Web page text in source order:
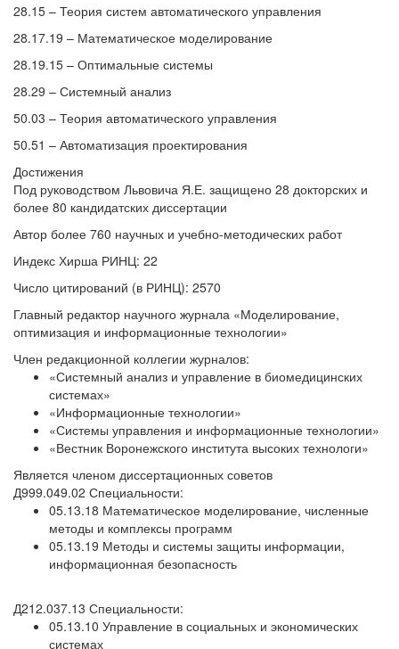
28.15 – Теория систем автоматического управления
28.17.19 – Математическое моделирование
28.19.15 – Оптимальные системы
28.29 – Системный анализ
50.03 – Теория автоматического управления
50.51 – Автоматизация проектирования
Достижения
Под руководством Львовича Я.Е. защищено 28 докторских и
более 80 кандидатских диссертации
Автор более 760 научных и учебно-методических работ
Индекс Хирша РИНЦ: 22
Число цитирований (в РИНЦ): 2570
Главный редактор научного журнала «Моделирование,
оптимизация и информационные технологии»
Член редакционной коллегии журналов:
«Системный анализ и управление в биомедицинских
системах»
«Информационные технологии»
«Системы управления и информационные технологии»
«Вестник Воронежского института высоких технологи»
Является членом диссертационных советов
Д999.049.02 Специальности:
05.13.18 Математическое моделирование, численные
методы и комплексы программ
05.13.19 Методы и системы защиты информации,
информационная безопасность
Д212.037.13 Специальности:
05.13.10 Управление в социальных и экономических
системах